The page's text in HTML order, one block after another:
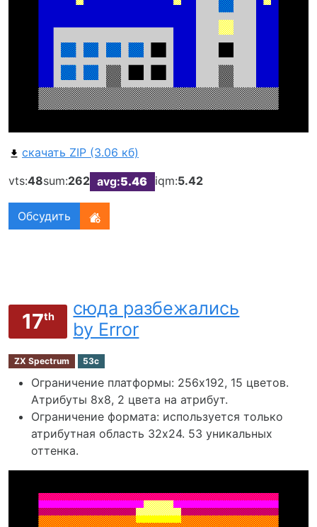
скачать ZIP (3.06 кб)
vts:48sum:262 avg:5.46 iqm:5.42
Обсудить
17th
сюда разбежались
by Error
ZX Spectrum 53c
Ограничение платформы: 256х192, 15 цветов.
Атрибуты 8x8, 2 цвета на атрибут.
Ограничение формата: используется только
атрибутная область 32х24. 53 уникальных
оттенка.